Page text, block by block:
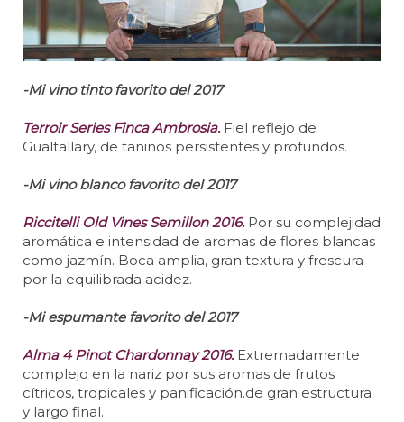
-Mi vino tinto favorito del 2017
Terroir Series Finca Ambrosia.Fiel reflejo de
Gualtallary, de taninos persistentes y profundos.
-Mi vino blanco favorito del 2017
Riccitelli Old Vines Semillon 2016.Por su complejidad
aromática e intensidad de aromas de flores blancas
como jazmín. Boca amplia, gran textura y frescura
por la equilibrada acidez.
-Mi espumante favorito del 2017
Alma 4 Pinot Chardonnay 2016.Extremadamente
complejo en la nariz por sus aromas de frutos
cítricos, tropicales y panificación.de gran estructura
y largo final.